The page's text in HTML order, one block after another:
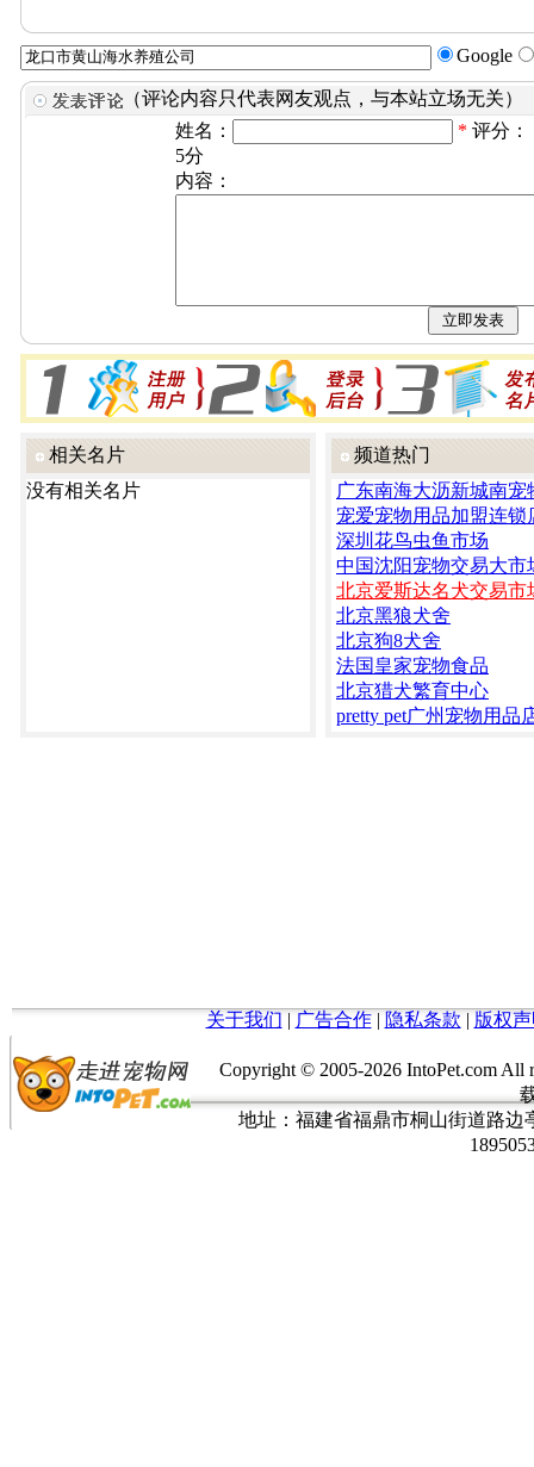
Google
（评论内容只代表网友观点，与本站立场无关）
姓名：
* 评分：
5分
内容：
相关名片
没有相关名片
频道热门
广东南海大沥新城南宠
宠爱宠物用品加盟连锁
深圳花鸟虫鱼市场
中国沈阳宠物交易大市
北京爱斯达名犬交易市
北京黑狼犬舍
北京狗8犬舍
法国皇家宠物食品
北京猎犬繁育中心
pretty pet广州宠物用品
关于我们 | 广告合作| 隐私条款 | 版权
Copyright © 2005-2026 IntoPet.com
地址：福建省福鼎市桐山街道路边